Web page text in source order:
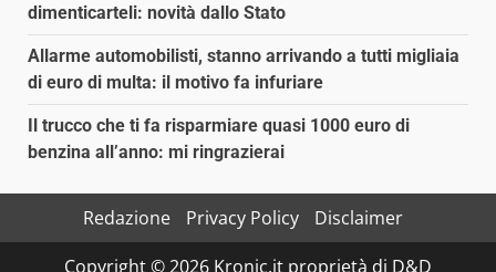
dimenticarteli: novità dallo Stato
Allarme automobilisti, stanno arrivando a tutti migliaia
di euro di multa: il motivo fa infuriare
Il trucco che ti fa risparmiare quasi 1000 euro di
benzina all’anno: mi ringrazierai
Redazione Privacy Policy
Disclaimer
Copyright © 2026 Kronic.it proprietà di D&D